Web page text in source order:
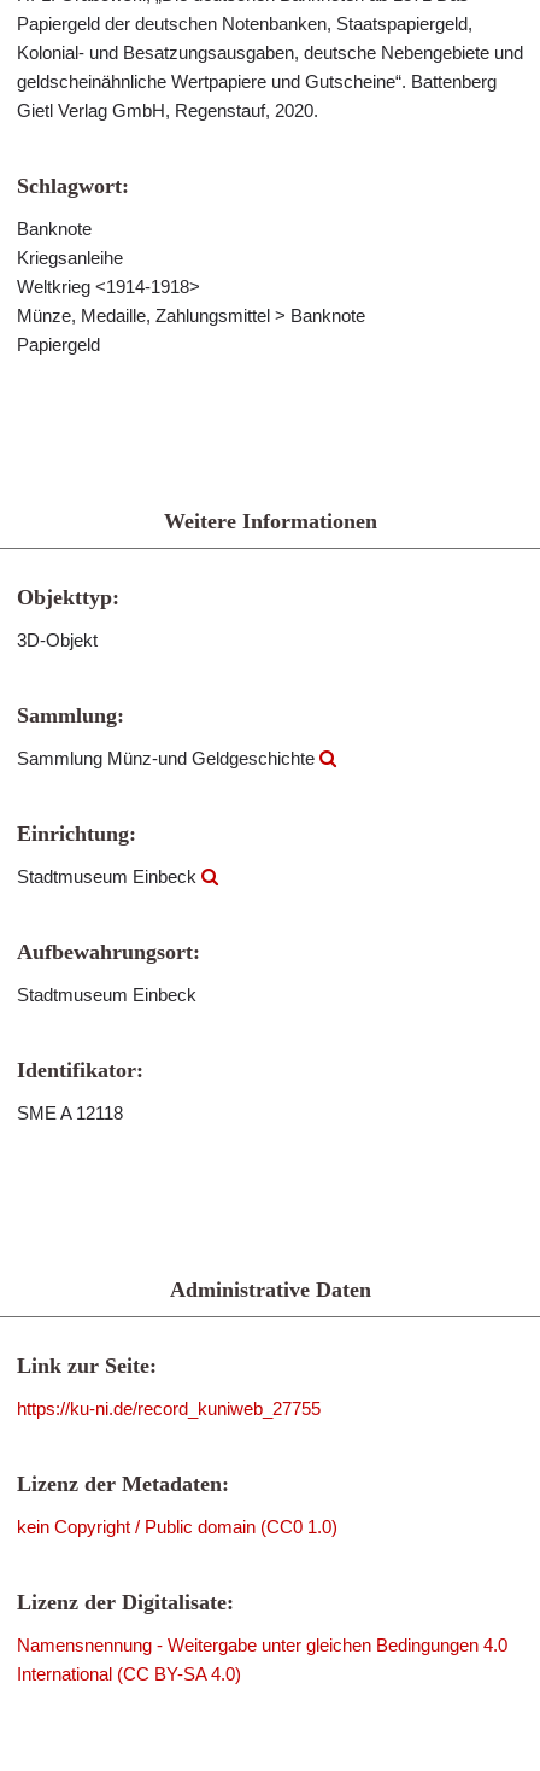
Papiergeld der deutschen Notenbanken, Staatspapiergeld,
Kolonial- und Besatzungsausgaben, deutsche Nebengebiete und
geldscheinähnliche Wertpapiere und Gutscheine“. Battenberg
Gietl Verlag GmbH, Regenstauf, 2020.
Schlagwort:
Banknote
Kriegsanleihe
Weltkrieg <1914-1918>
Münze, Medaille, Zahlungsmittel > Banknote
Papiergeld
Weitere Informationen
Objekttyp:
3D-Objekt
Sammlung:
Sammlung Münz-und Geldgeschichte
Einrichtung:
Stadtmuseum Einbeck
Aufbewahrungsort:
Stadtmuseum Einbeck
Identifikator:
SME A 12118
Administrative Daten
Link zur Seite:
https://ku-ni.de/record_kuniweb_27755
Lizenz der Metadaten:
kein Copyright / Public domain (CC0 1.0)
Lizenz der Digitalisate:
Namensnennung - Weitergabe unter gleichen Bedingungen 4.0
International (CC BY-SA 4.0)